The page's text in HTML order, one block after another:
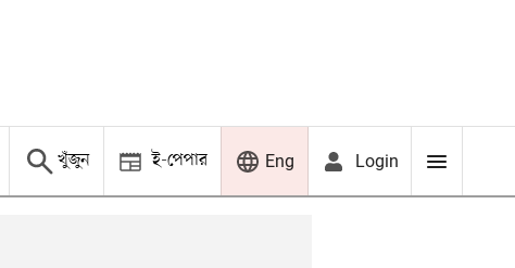
খুঁজুন ই-পেপার Eng Login